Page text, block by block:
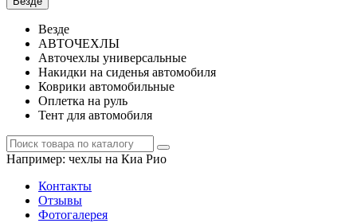
Везде
АВТОЧЕХЛЫ
Авточехлы универсальные
Накидки на сиденья автомобиля
Коврики автомобильные
Оплетка на руль
Тент для автомобиля
Например: чехлы на Киа Рио
Контакты
Отзывы
Фотогалерея